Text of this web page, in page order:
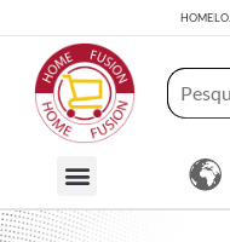
HOME